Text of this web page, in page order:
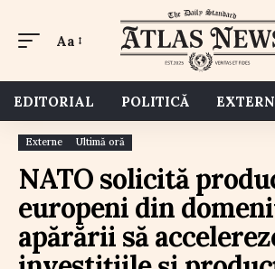
Aa
EDITORIAL POLITICĂ
Externe Ultimă oră
NATO solicită
europeni din
apărării să